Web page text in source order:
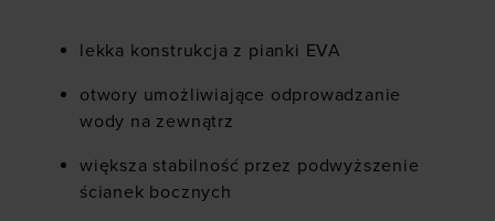
lekka konstrukcja z pianki EVA
otwory umożliwiające odprowadzanie
wody na zewnątrz
większa stabilność przez podwyższenie
ścianek bocznych